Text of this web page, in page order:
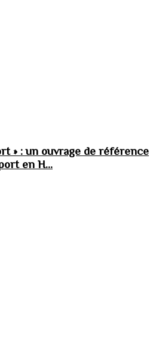
» : un ouvrage de référence
en H...